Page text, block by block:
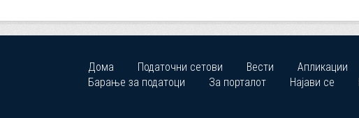
Дома Податочни сетови Вести Апликации
Барање за податоци
За порталот Најави се